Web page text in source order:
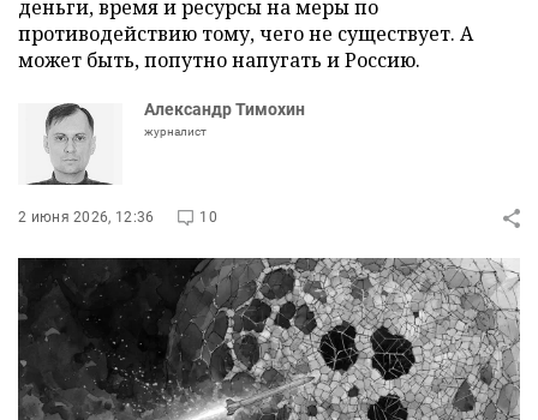
деньги, время и ресурсы на меры по
противодействию тому, чего не существует. А
может быть, попутно напугать и Россию.
Александр Тимохин
журналист
2 июня 2026, 12:36 10